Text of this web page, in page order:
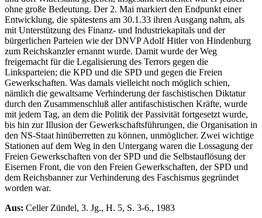
ohne große Bedeutung. Der 2. Mai markiert den Endpunkt einer
Entwicklung, die spätestens am 30.1.33 ihren Ausgang nahm, als
mit Unterstützung des Finanz- und Industriekapitals und der
bürgerlichen Parteien wie der DNVP Adolf Hitler von Hindenburg
zum Reichskanzler ernannt wurde. Damit wurde der Weg
freigemacht für die Legalisierung des Terrors gegen die
Linksparteien; die KPD und die SPD und gegen die Freien
Gewerkschaften. Was damals vielleicht noch möglich schien,
nämlich die gewaltsame Verhinderung der faschistischen Diktatur
durch den Zusammenschluß aller antifaschistischen Kräfte, wurde
mit jedem Tag, an dem die Politik der Passivität fortgesetzt wurde,
bis hin zur Illusion der Gewerkschaftsführungen, die Organisation in
den NS-Staat hinüberretten zu können, unmöglicher. Zwei wichtige
Stationen auf dem Weg in den Untergang waren die Lossagung der
Freien Gewerkschaften von der SPD und die Selbstauflösung der
Eisernen Front, die von den Freien Gewerkschaften, der SPD und
dem Reichsbanner zur Verhinderung des Faschismus gegründet
worden war.
Aus: Celler Zündel, 3. Jg., H. 5, S. 3-6., 1983